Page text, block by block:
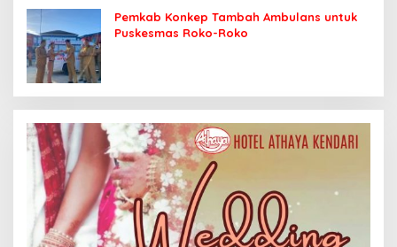
Pemkab Konkep Tambah Ambulans untuk
Puskesmas Roko-Roko